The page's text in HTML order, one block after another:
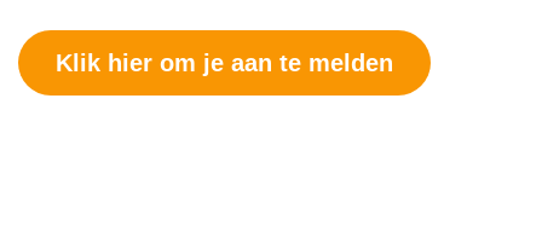
Klik hier om je aan te melden